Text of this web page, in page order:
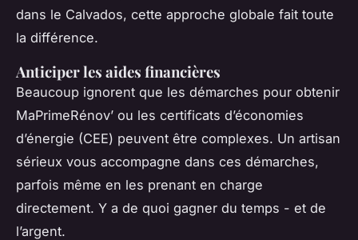
dans le Calvados, cette approche globale fait toute
la différence.
Anticiper les aides financières
Beaucoup ignorent que les démarches pour obtenir
MaPrimeRénov’ ou les certificats d’économies
d’énergie (CEE) peuvent être complexes. Un artisan
sérieux vous accompagne dans ces démarches,
parfois même en les prenant en charge
directement. Y a de quoi gagner du temps - et de
l’argent.